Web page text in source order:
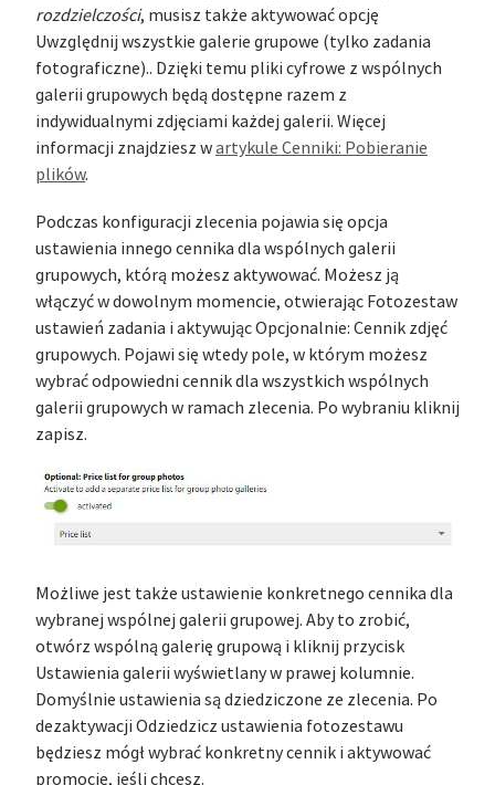
rozdzielczości, musisz także aktywować opcję
Uwzględnij wszystkie galerie grupowe (tylko zadania
fotograficzne).. Dzięki temu pliki cyfrowe z wspólnych
galerii grupowych będą dostępne razem z
indywidualnymi zdjęciami każdej galerii. Więcej
informacji znajdziesz wartykule Cenniki: Pobieranie
plików.
Podczas konfiguracji zlecenia pojawia się opcja
ustawienia innego cennika dla wspólnych galerii
grupowych, którą możesz aktywować. Możesz ją
włączyć w dowolnym momencie, otwierając Fotozestaw
ustawień zadania i aktywując Opcjonalnie: Cennik zdjęć
grupowych. Pojawi się wtedy pole, w którym możesz
wybrać odpowiedni cennik dla wszystkich wspólnych
galerii grupowych w ramach zlecenia. Po wybraniu kliknij
zapisz.
Możliwe jest także ustawienie konkretnego cennika dla
wybranej wspólnej galerii grupowej. Aby to zrobić,
otwórz wspólną galerię grupową i kliknij przycisk
Ustawienia galerii wyświetlany w prawej kolumnie.
Domyślnie ustawienia są dziedziczone ze zlecenia. Po
dezaktywacji Odziedzicz ustawienia fotozestawu
będziesz mógł wybrać konkretny cennik i aktywować
promocję, jeśli chcesz.